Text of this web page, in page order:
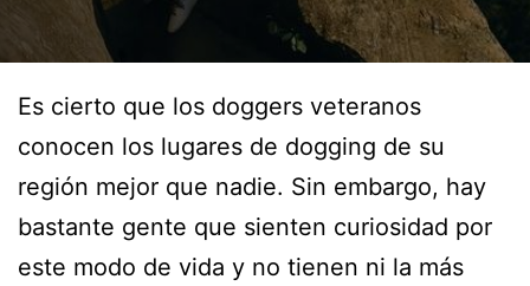
Es cierto que los doggers veteranos
conocen los lugares de dogging de su
región mejor que nadie. Sin embargo, hay
bastante gente que sienten curiosidad por
este modo de vida y no tienen ni la más